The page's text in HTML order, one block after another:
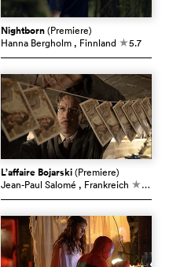
Nightborn(Premiere)
Hanna Bergholm , Finnland c5.7
L’affaire Bojarski(Premiere)
Jean-Paul Salomé , Frankreich c7.0